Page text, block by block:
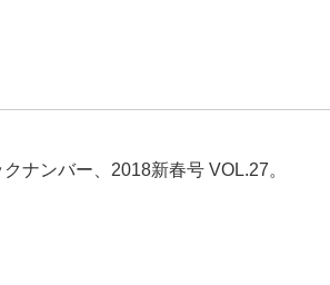
ナンバー、2018新春号 VOL.27。